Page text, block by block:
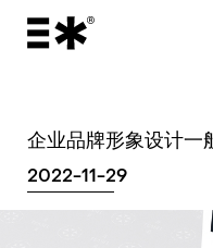
企业品牌形象设计一
2022-11-29